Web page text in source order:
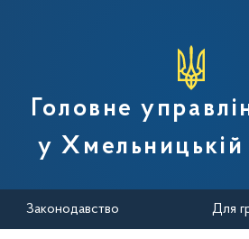
податкової
Головне
у Хмельницькій
Законодавство Для